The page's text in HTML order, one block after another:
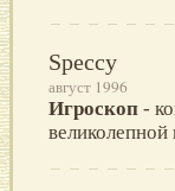
Speccy
август 1996
Игроскоп -